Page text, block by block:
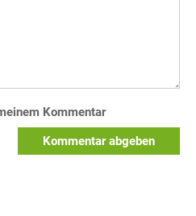
Kommentar
Kommentar abgeben